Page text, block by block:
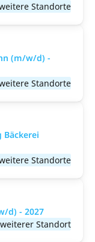
Standorte
(m/w/d) -
Standorte
Standorte
d) - 2027
Standort